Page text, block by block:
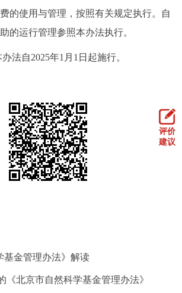
的使用与管理，按照有关规定执行。自
的运行管理参照本办法执行。
办法自2025年1月1日起施行。
基金管理办法》解读
《北京市自然科学基金管理办法》
评价
建议